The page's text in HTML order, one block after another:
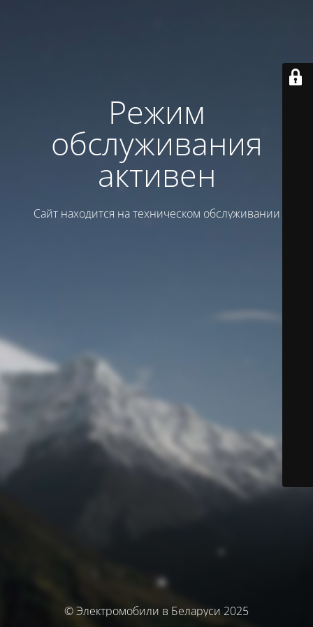
Режим
обслуживания
активен
Сайт находится на техническом обслуживании
© Электромобили в Беларуси 2025